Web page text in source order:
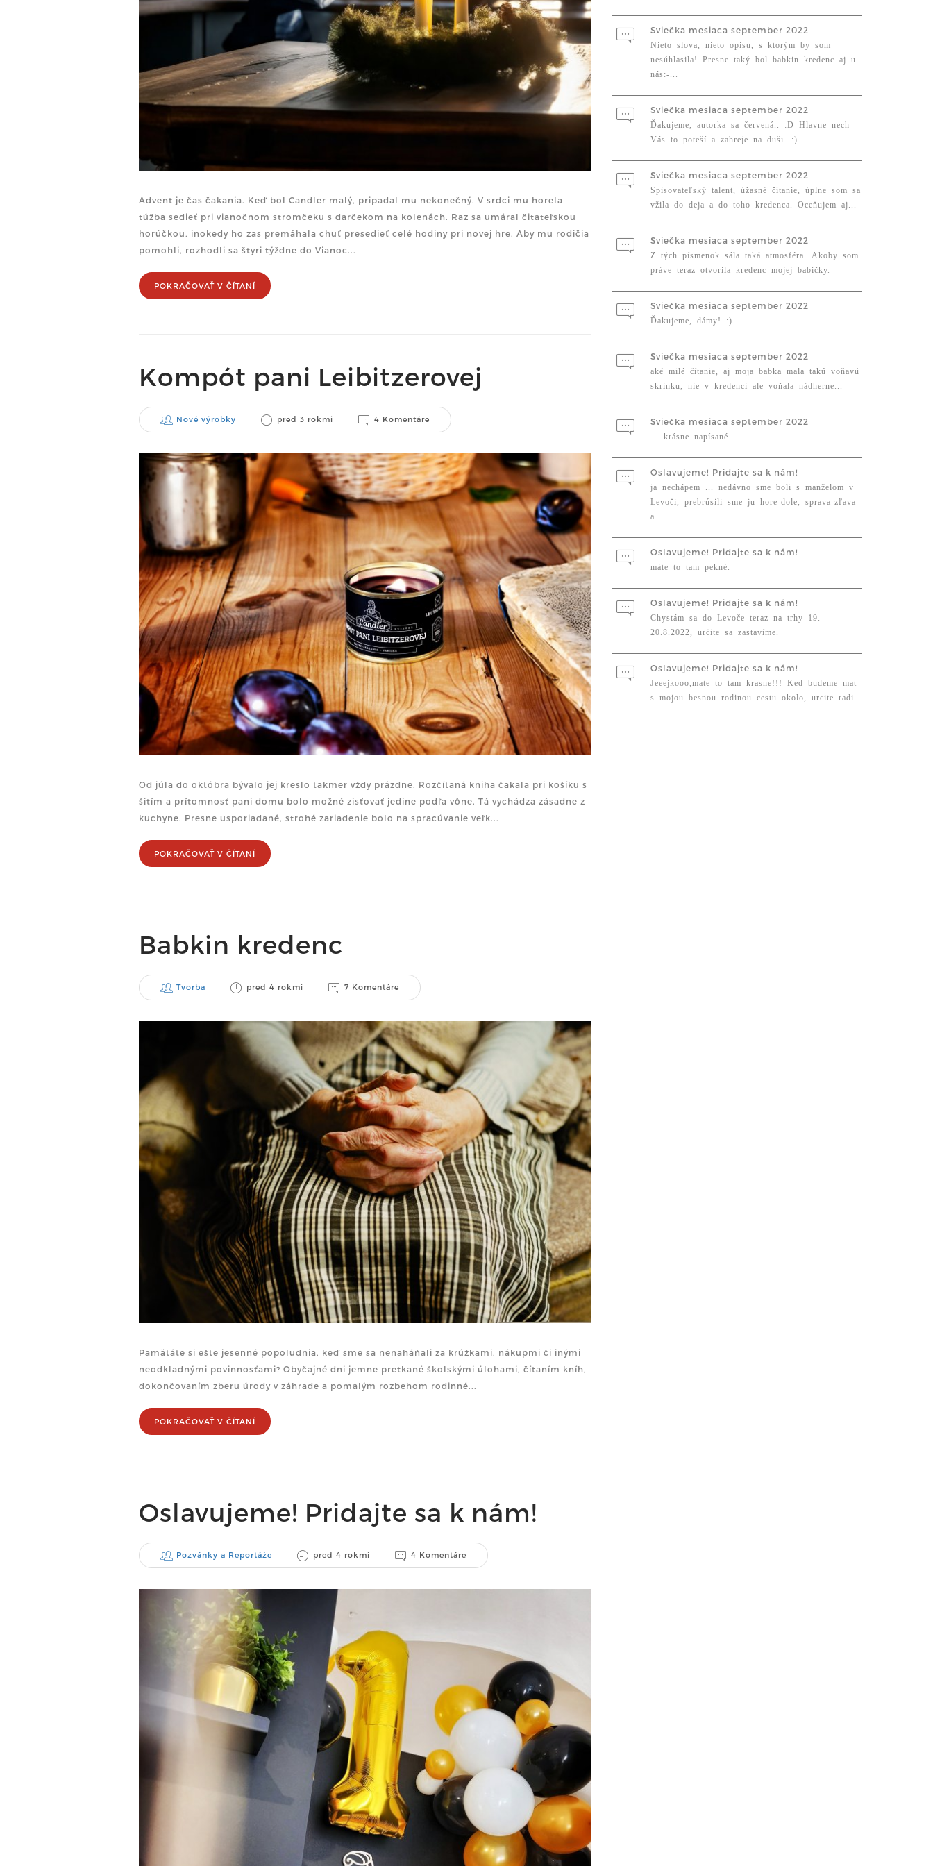
Advent je čas čakania. Keď bol Candler malý, pripadal mu nekonečný. V srdci mu horela
túžba sedieť pri vianočnom stromčeku s darčekom na kolenách. Raz sa umáral čitateľskou
horúčkou, inokedy ho zas premáhala chuť presedieť celé hodiny pri novej hre. Aby mu rodičia
pomohli, rozhodli sa štyri týždne do Vianoc...
POKRAČOVAŤ V ČÍTANÍ
Kompót pani Leibitzerovej
Nové výrobky pred 3 rokmi 4 Komentáre
Od júla do októbra bývalo jej kreslo takmer vždy prázdne. Rozčítaná kniha čakala pri košíku s
šitím a prítomnosť pani domu bolo možné zisťovať jedine podľa vône. Tá vychádza zásadne z
kuchyne. Presne usporiadané, strohé zariadenie bolo na spracúvanie veľk...
POKRAČOVAŤ V ČÍTANÍ
Babkin kredenc
Tvorba pred 4 rokmi 7 Komentáre
Pamätáte si ešte jesenné popoludnia, keď sme sa nenaháňali za krúžkami, nákupmi či inými
neodkladnými povinnosťami? Obyčajné dni jemne pretkané školskými úlohami, čítaním kníh,
dokončovaním zberu úrody v záhrade a pomalým rozbehom rodinné...
POKRAČOVAŤ V ČÍTANÍ
Oslavujeme! Pridajte sa k nám!
Pozvánky a Reportáže pred 4 rokmi 4 Komentáre
Sviečka mesiaca september 2022
Nieto slova, nieto opisu, s ktorým by som
nesúhlasila! Presne taký bol babkin kredenc aj u
nás:-...
Sviečka mesiaca september 2022
Ďakujeme, autorka sa červená.. :D Hlavne nech
Vás to poteší a zahreje na duši. :)
Sviečka mesiaca september 2022
Spisovateľský talent, úžasné čítanie, úplne som sa
vžila do deja a do toho kredenca. Oceňujem aj...
Sviečka mesiaca september 2022
Z tých písmenok sála taká atmosféra. Akoby som
práve teraz otvorila kredenc mojej babičky.
Sviečka mesiaca september 2022
Ďakujeme, dámy! :)
Sviečka mesiaca september 2022
aké milé čítanie, aj moja babka mala takú voňavú
skrinku, nie v kredenci ale voňala nádherne...
Sviečka mesiaca september 2022
... krásne napísané ...
Oslavujeme! Pridajte sa k nám!
ja nechápem ... nedávno sme boli s manželom v
Levoči, prebrúsili sme ju hore-dole, sprava-zľava
a...
Oslavujeme! Pridajte sa k nám!
máte to tam pekné.
Oslavujeme! Pridajte sa k nám!
Chystám sa do Levoče teraz na trhy 19. -
20.8.2022, určite sa zastavíme.
Oslavujeme! Pridajte sa k nám!
Jeeejkooo,mate to tam krasne!!! Ked budeme mat
s mojou besnou rodinou cestu okolo, urcite radi...